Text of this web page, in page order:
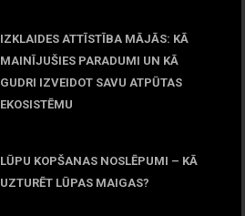
IZKLAIDES ATTĪSTĪBA MĀJĀS: KĀ
MAINĪJUŠIES PARADUMI UN KĀ
GUDRI IZVEIDOT SAVU ATPŪTAS
EKOSISTĒMU
LŪPU KOPŠANAS NOSLĒPUMI – KĀ
UZTURĒT LŪPAS MAIGAS?